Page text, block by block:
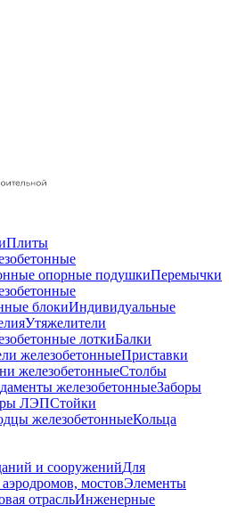
Плиты
опорные подушкиПеремычки
блокиИндивидуальные
Утяжелители
лоткиБалки
железобетонныеПриставки
железобетонныеСтолбы
железобетонныеЗаборы
ЛЭПСтойки
железобетонныеКольца
и сооруженийДля
аэродромов, мостовЭлементы
отрасльИнженерные